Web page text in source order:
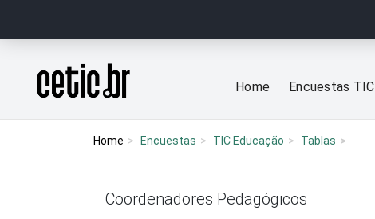
Página inicial
Home Encuestas TIC
Home Encuestas TIC Educação Tablas
Coordenadores Pedagógicos